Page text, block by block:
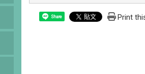
Share Print